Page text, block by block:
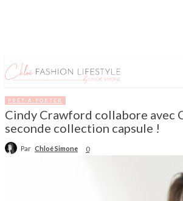
PRÊT-À-PORTER
Cindy Crawford collabore avec
seconde collection capsule !
Par Chloé Simone 0